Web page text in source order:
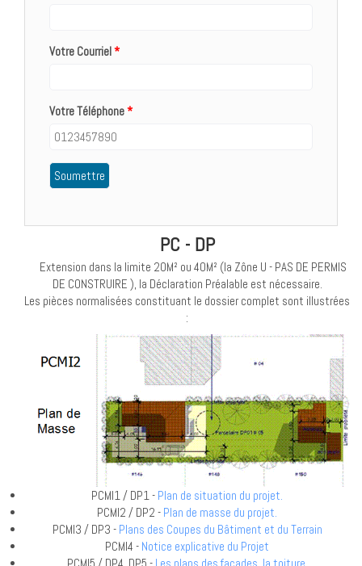
Votre Courriel*
Votre Téléphone*
PC - DP
Extension dans la limite 20M² ou 40M² (la Zône U - PAS DE PERMIS
DE CONSTRUIRE ), la Déclaration Préalable est nécessaire.
Les pièces normalisées constituant le dossier complet sont illustrées
:
PCMI1 / DP1 - Plan de situation du projet.
PCMI2 / DP2 - Plan de masse du projet.
PCMI3 / DP3 - Plans des Coupes du Bâtiment et du Terrain
PCMI4 - Notice explicative du Projet